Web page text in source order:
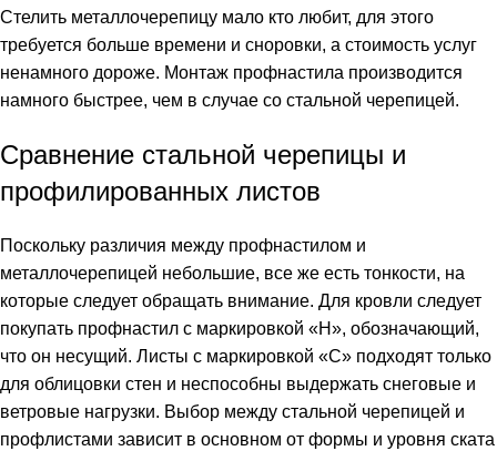
Стелить металлочерепицу мало кто любит, для этого
требуется больше времени и сноровки, а стоимость услуг
ненамного дороже. Монтаж профнастила производится
намного быстрее, чем в случае со стальной черепицей.
Сравнение стальной черепицы и
профилированных листов
Поскольку различия между профнастилом и
металлочерепицей небольшие, все же есть тонкости, на
которые следует обращать внимание. Для кровли следует
покупать профнастил с маркировкой «Н», обозначающий,
что он несущий. Листы с маркировкой «С» подходят только
для облицовки стен и неспособны выдержать снеговые и
ветровые нагрузки. Выбор между стальной черепицей и
профлистами зависит в основном от формы и уровня ската